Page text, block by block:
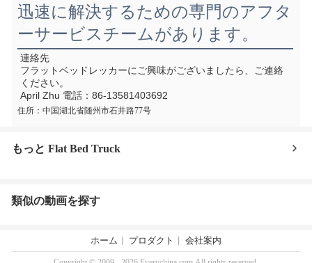
迅速に解決するための専門のアフタ
ーサービスチームがあります。
連絡先
フラットベッドレッカーにご興味がございましたら、ご連絡
ください。
April Zhu 電話：86-13581403692
住所：中国湖北省随州市石井路77号
もっと Flat Bed Truck
類似の動画を探す
ホーム プロダクト 会社案内